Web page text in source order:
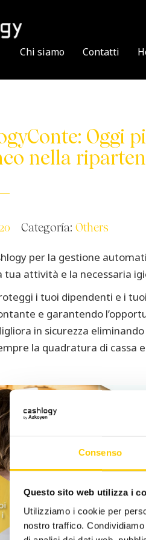
Consenso
Questo sito web utilizza i
Utilizziamo i cookie per
nostro traffico.
Chi siamo Contatti
Oggi
nella
Categoría: Others
per la gestione
tua attività e la necessaria
i tuoi dipendenti e i
e garantendo
in sicurezza
la quadratura di cassa